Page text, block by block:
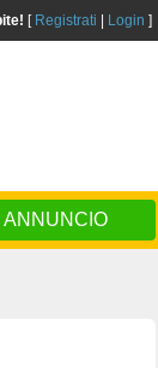
[ Registrati Login ]
ANNUNCIO